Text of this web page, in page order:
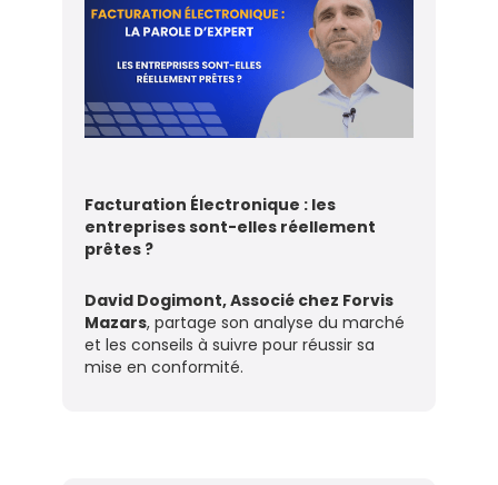
Facturation Électronique : les
entreprises sont-elles réellement
prêtes ?
David Dogimont, Associé chez Forvis
Mazars, partage son analyse du marché
et les conseils à suivre pour réussir sa
mise en conformité.